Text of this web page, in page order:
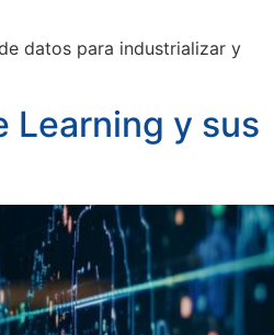
datos para industrializar y
Learning y sus